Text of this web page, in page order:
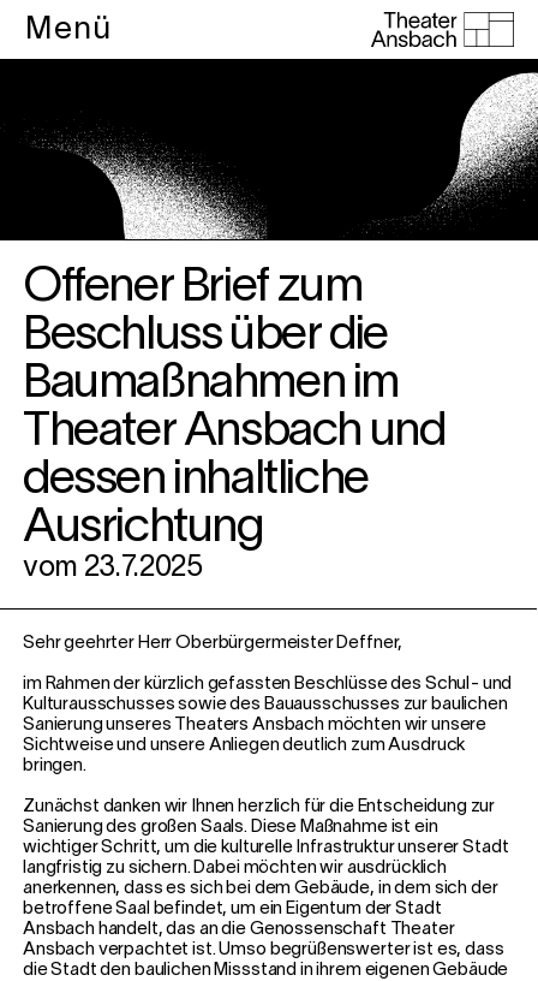
Menü
Offener Brief zum
Beschluss über die
Baumaßnahmen im
Theater Ansbach und
dessen inhaltliche
Ausrichtung
vom 23.7.2025
Sehr geehrter Herr Oberbürgermeister Deffner,
im Rahmen der kürzlich gefassten Beschlüsse des Schul- und
Kulturausschusses sowie des Bauausschusses zur baulichen
Sanierung unseres Theaters Ansbach möchten wir unsere
Sichtweise und unsere Anliegen deutlich zum Ausdruck
bringen.
Zunächst danken wir Ihnen herzlich für die Entscheidung zur
Sanierung des großen Saals. Diese Maßnahme ist ein
wichtiger Schritt, um die kulturelle Infrastruktur unserer Stadt
langfristig zu sichern. Dabei möchten wir ausdrücklich
anerkennen, dass es sich bei dem Gebäude, in dem sich der
betroffene Saal befindet, um ein Eigentum der Stadt
Ansbach handelt, das an die Genossenschaft Theater
Ansbach verpachtet ist. Umso begrüßenswerter ist es, dass
die Stadt den baulichen Missstand in ihrem eigenen Gebäude